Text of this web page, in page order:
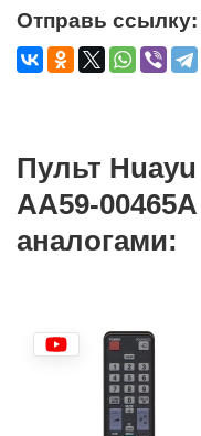
Отправь ссылку:
Пульт
AA59-
аналогами: